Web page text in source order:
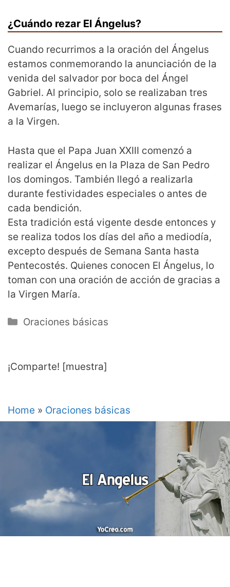
¿Cuándo rezar El Ángelus?
Cuando recurrimos a la oración del Ángelus
estamos conmemorando la anunciación de la
venida del salvador por boca del Ángel
Gabriel. Al principio, solo se realizaban tres
Avemarías, luego se incluyeron algunas frases
a la Virgen.
Hasta que el Papa Juan XXIII comenzó a
realizar el Ángelus en la Plaza de San Pedro
los domingos. También llegó a realizarla
durante festividades especiales o antes de
cada bendición.
Esta tradición está vigente desde entonces y
se realiza todos los días del año a mediodía,
excepto después de Semana Santa hasta
Pentecostés. Quienes conocen El Ángelus, lo
toman con una oración de acción de gracias a
la Virgen María.
Categorías
Oraciones básicas
¡Comparte! [muestra]
Home » Oraciones básicas